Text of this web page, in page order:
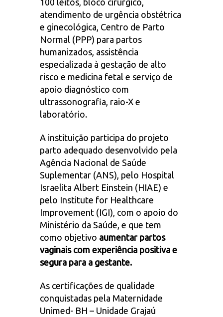
atendimento de urgência obstétrica
e ginecológica, Centro de Parto
Normal (PPP) para partos
humanizados, assistência
especializada à gestação de alto
risco e medicina fetal e serviço de
apoio diagnóstico com
ultrassonografia, raio-X e
laboratório.
A instituição participa do projeto
parto adequado desenvolvido pela
Agência Nacional de Saúde
Suplementar (ANS), pelo Hospital
Israelita Albert Einstein (HIAE) e
pelo Institute for Healthcare
Improvement (IGI), com o apoio do
Ministério da Saúde, e que tem
como objetivo aumentar partos
vaginais com experiência positiva e
segura para a gestante.
As certificações de qualidade
conquistadas pela Maternidade
Unimed- BH – Unidade Grajaú